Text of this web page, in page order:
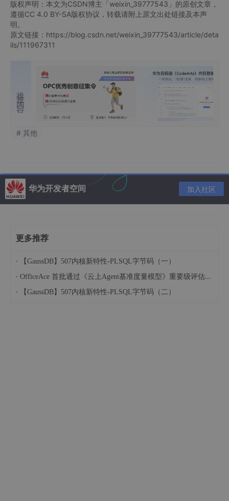
版权声明：本文为CSDN博主「weixin_39777543」的原创文章，
遵循CC 4.0 BY-SA版权协议，转载请附上原文出处链接及本声
明。
原文链接：https://blog.csdn.net/weixin_39777543/article/deta
ils/111967311
推荐内容
# 其他
华为开发者空间 加入社区
更多推荐
· 【GaussDB】507内核新特性-PLSQL字节码（一）
· OfficeAce 首批通过《云上Agent基准度量模型》重要级评估，定义智能体可信新标杆
· 【GaussDB】507内核新特性-PLSQL字节码（二）